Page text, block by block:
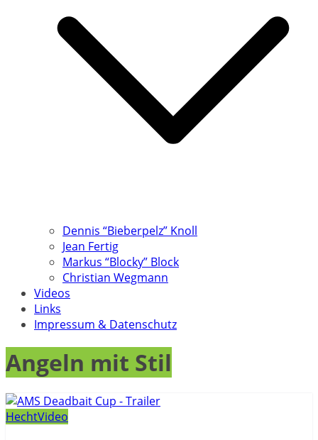
Dennis “Bieberpelz” Knoll
Jean Fertig
Markus “Blocky” Block
Christian Wegmann
Videos
Links
Impressum & Datenschutz
Angeln mit Stil
HechtVideo